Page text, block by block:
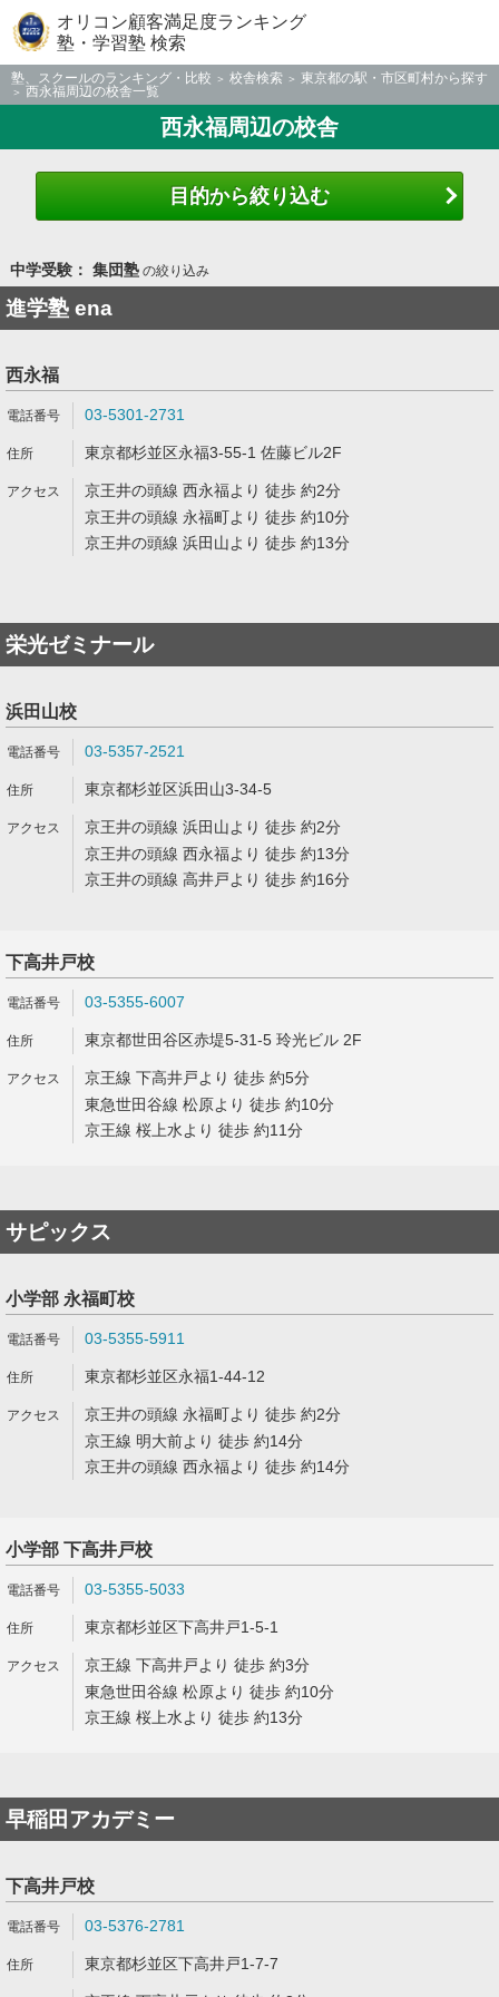
オリコン顧客満足度ランキング
塾・学習塾 検索
塾、スクールのランキング・比較 校舎検索
東京都の駅・市区町村から探す
西永福周辺の校舎一覧
西永福周辺の校舎
目的から絞り込む
中学受験： 集団塾の絞り込み
進学塾 ena
西永福
03-5301-2731
東京都杉並区永福3-55-1 佐藤ビル2F
京王井の頭線 西永福より 徒歩 約2分
京王井の頭線 永福町より 徒歩 約10分
京王井の頭線 浜田山より 徒歩 約13分
栄光ゼミナール
浜田山校
03-5357-2521
東京都杉並区浜田山3-34-5
京王井の頭線 浜田山より 徒歩 約2分
京王井の頭線 西永福より 徒歩 約13分
京王井の頭線 高井戸より 徒歩 約16分
下高井戸校
03-5355-6007
東京都世田谷区赤堤5-31-5 玲光ビル 2F
京王線 下高井戸より 徒歩 約5分
東急世田谷線 松原より 徒歩 約10分
京王線 桜上水より 徒歩 約11分
サピックス
小学部 永福町校
03-5355-5911
東京都杉並区永福1-44-12
京王井の頭線 永福町より 徒歩 約2分
京王線 明大前より 徒歩 約14分
京王井の頭線 西永福より 徒歩 約14分
小学部 下高井戸校
03-5355-5033
東京都杉並区下高井戸1-5-1
京王線 下高井戸より 徒歩 約3分
東急世田谷線 松原より 徒歩 約10分
京王線 桜上水より 徒歩 約13分
早稲田アカデミー
下高井戸校
03-5376-2781
東京都杉並区下高井戸1-7-7